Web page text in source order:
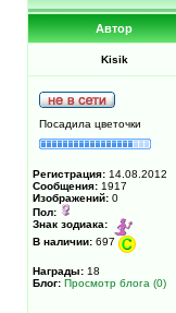
Автор
Kisik
Посадила цветочки
Регистрация: 14.08.2012
Сообщения: 1917
Изображений: 0
Пол:
Знак зодиака:
В наличии: 697
Награды: 18
Блог: Просмотр блога (0)